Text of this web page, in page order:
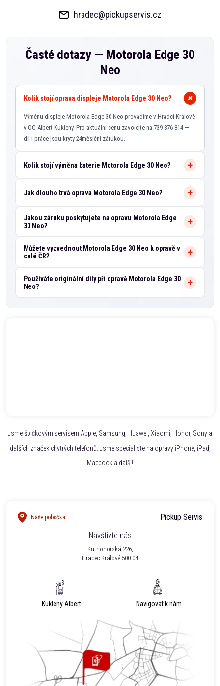
hradec@pickupservis.cz
Časté dotazy — Motorola Edge 30
Neo
Kolik stojí oprava displeje Motorola Edge 30 Neo?
Výměnu displeje Motorola Edge 30 Neo provádíme v Hradci Králové
v OC Albert Kukleny. Pro aktuální cenu zavolejte na 739 876 814 —
díl i práce jsou kryty 24měsíční zárukou.
Kolik stojí výměna baterie Motorola Edge 30 Neo?
Jak dlouho trvá oprava Motorola Edge 30 Neo?
Jakou záruku poskytujete na opravu Motorola Edge
30 Neo?
Můžete vyzvednout Motorola Edge 30 Neo k opravě v
celé ČR?
Používáte originální díly při opravě Motorola Edge 30
Neo?
Jsme špičkovým servisem Apple, Samsung, Huawei, Xiaomi, Honor, Sony a
dalších značek chytrých telefonů. Jsme specialisté na opravy iPhone, iPad,
Macbook a další!
Naše pobočka
Pickup Servis
Navštivte nás
Kutnohorská 226,
Hradec Králové 500 04
Kukleny Albert Navigovat k nám